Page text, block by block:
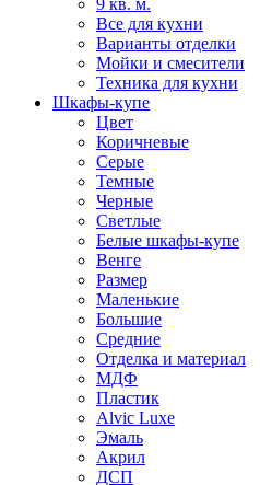
9 кв. м.
Все для кухни
Варианты отделки
Мойки и смесители
Техника для кухни
Шкафы-купе
Цвет
Коричневые
Серые
Темные
Черные
Светлые
Белые шкафы-купе
Венге
Размер
Маленькие
Большие
Средние
Отделка и материал
МДФ
Пластик
Alvic Luxe
Эмаль
Акрил
ДСП